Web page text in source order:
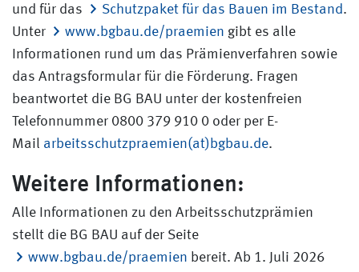
und für das
Schutzpaket für das Bauen im Bestand.
Unter
www.bgbau.de/praemien gibt es alle
Informationen rund um das Prämienverfahren sowie
das Antragsformular für die Förderung. Fragen
beantwortet die BG BAU unter der kostenfreien
Telefonnummer 0800 379 910 0 oder per E-
Mail arbeitsschutzpraemien(at)bgbau.de.
Weitere Informationen:
Alle Informationen zu den Arbeitsschutzprämien
stellt die BG BAU auf der Seite
www.bgbau.de/praemien bereit. Ab 1. Juli 2026